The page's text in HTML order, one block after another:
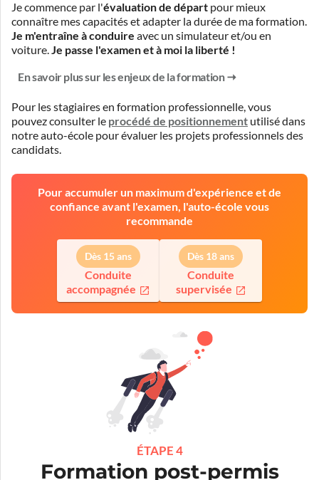
Je commence par l'évaluation de départ pour mieux
connaître mes capacités et adapter la durée de ma formation.
Je m'entraîne à conduire avec un simulateur et/ou en
voiture.Je passe l'examen et à moi la liberté !
En savoir plus sur les enjeux de la formation
Pour les stagiaires en formation professionnelle, vous
pouvez consulter le procédé de positionnement utilisé dans
notre auto-école pour évaluer les projets professionnels des
candidats.
Pour accumuler un maximum d'expérience et de
confiance avant l'examen, l'auto-école vous
recommande
Dès 15 ans
Conduite
accompagnée
Dès 18 ans
Conduite
supervisée
ÉTAPE 4
Formation post-permis